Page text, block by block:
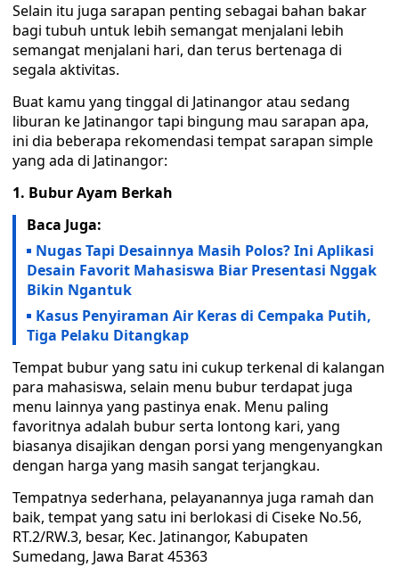
Selain itu juga sarapan penting sebagai bahan bakar
bagi tubuh untuk lebih semangat menjalani lebih
semangat menjalani hari, dan terus bertenaga di
segala aktivitas.
Buat kamu yang tinggal di Jatinangor atau sedang
liburan ke Jatinangor tapi bingung mau sarapan apa,
ini dia beberapa rekomendasi tempat sarapan simple
yang ada di Jatinangor:
1. Bubur Ayam Berkah
Baca Juga:
Nugas Tapi Desainnya Masih Polos? Ini Aplikasi
Desain Favorit Mahasiswa Biar Presentasi Nggak
Bikin Ngantuk
Kasus Penyiraman Air Keras di Cempaka Putih,
Tiga Pelaku Ditangkap
Tempat bubur yang satu ini cukup terkenal di kalangan
para mahasiswa, selain menu bubur terdapat juga
menu lainnya yang pastinya enak. Menu paling
favoritnya adalah bubur serta lontong kari, yang
biasanya disajikan dengan porsi yang mengenyangkan
dengan harga yang masih sangat terjangkau.
Tempatnya sederhana, pelayanannya juga ramah dan
baik, tempat yang satu ini berlokasi di Ciseke No.56,
RT.2/RW.3, besar, Kec. Jatinangor, Kabupaten
Sumedang, Jawa Barat 45363